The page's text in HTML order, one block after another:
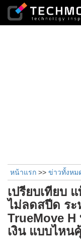
หน้าแรก >> ข่าวทั้งหม
เปรียบเทียบ
ไม่ลดสปีด ระ
TrueMove H
เงิน แบบไหน